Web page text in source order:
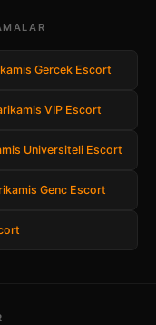
Gercek Escort
VIP Escort
Universiteli Escort
Genc Escort